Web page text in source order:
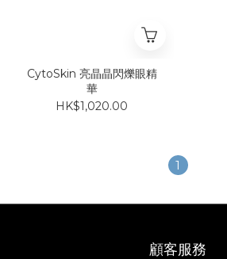
CytoSkin 亮晶晶閃爍眼精
華
HK$1,020.00
1
顧客服務